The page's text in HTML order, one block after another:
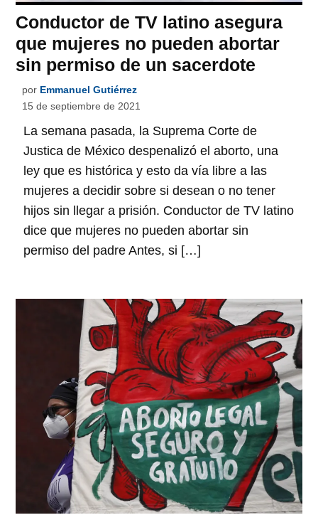
Conductor de TV latino asegura
que mujeres no pueden abortar
sin permiso de un sacerdote
por Emmanuel Gutiérrez
15 de septiembre de 2021
La semana pasada, la Suprema Corte de
Justica de México despenalizó el aborto, una
ley que es histórica y esto da vía libre a las
mujeres a decidir sobre si desean o no tener
hijos sin llegar a prisión. Conductor de TV latino
dice que mujeres no pueden abortar sin
permiso del padre Antes, si […]